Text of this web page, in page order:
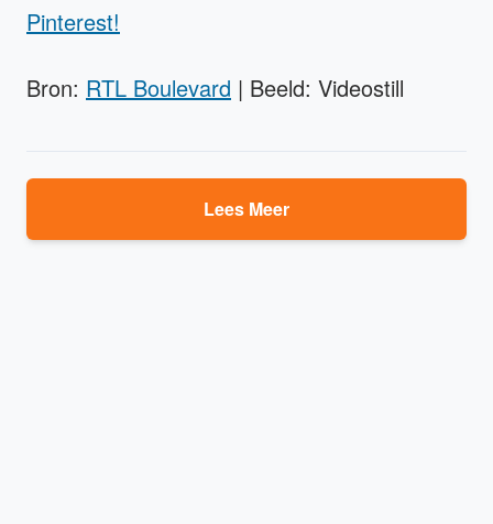
Pinterest!
Bron: RTL Boulevard | Beeld: Videostill
Lees Meer